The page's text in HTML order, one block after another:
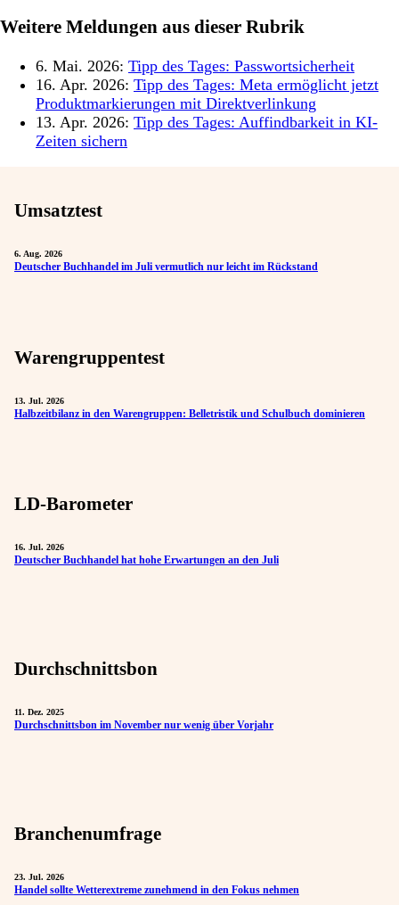
Weitere Meldungen aus dieser Rubrik
6. Mai. 2026: Tipp des Tages: Passwortsicherheit
16. Apr. 2026: Tipp des Tages: Meta ermöglicht jetzt
Produktmarkierungen mit Direktverlinkung
13. Apr. 2026: Tipp des Tages: Auffindbarkeit in KI-
Zeiten sichern
Umsatztest
6. Aug. 2026
Deutscher Buchhandel im Juli vermutlich nur leicht im Rückstand
Warengruppentest
13. Jul. 2026
Halbzeitbilanz in den Warengruppen: Belletristik und Schulbuch dominieren
LD-Barometer
16. Jul. 2026
Deutscher Buchhandel hat hohe Erwartungen an den Juli
Durchschnittsbon
11. Dez. 2025
Durchschnittsbon im November nur wenig über Vorjahr
Branchenumfrage
23. Jul. 2026
Handel sollte Wetterextreme zunehmend in den Fokus nehmen